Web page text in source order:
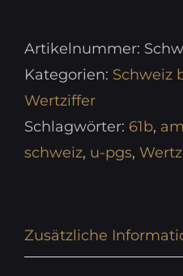
Artikelnummer:
Kategorien: Schweiz
Wertziffer
Schlagwörter: 61b,
schweiz, u-pgs,
Zusätzliche